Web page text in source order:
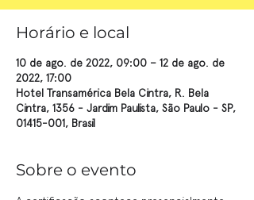
Horário e local
10 de ago. de 2022, 09:00 – 12 de ago. de
2022, 17:00
Hotel Transamérica Bela Cintra, R. Bela
Cintra, 1356 - Jardim Paulista, São Paulo - SP,
01415-001, Brasil
Sobre o evento